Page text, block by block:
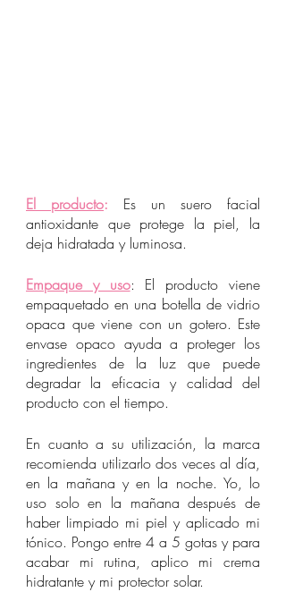
El producto: Es un suero facial
antioxidante que protege la piel, la
deja hidratada y luminosa.
Empaque y uso: El producto viene
empaquetado en una botella de vidrio
opaca que viene con un gotero. Este
envase opaco ayuda a proteger los
ingredientes de la luz que puede
degradar la eficacia y calidad del
producto con el tiempo.
En cuanto a su utilización, la marca
recomienda utilizarlo dos veces al día,
en la mañana y en la noche. Yo, lo
uso solo en la mañana después de
haber limpiado mi piel y aplicado mi
tónico. Pongo entre 4 a 5 gotas y para
acabar mi rutina, aplico mi crema
hidratante y mi protector solar.